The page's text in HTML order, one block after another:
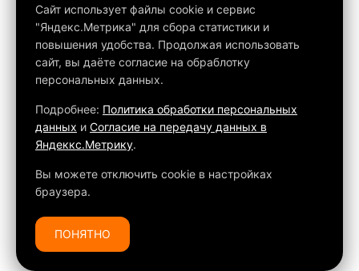
Наш адрес
Московская область, г. Павловский Посад, дер. Фатеево, д. 3П,
Работаем с 10:00 до 18:00
Связаться с нами
Обращаем ваше внимание на то, что данный интернет-сайт, а
также вся информация о товарах и ценах, предоставленная на
нём, носит исключительно информационный характер и ни при
каких условиях не является публичной офертой, определяемой
положениями Статьи 437 ГК РФ.
Сайт использует файлы cookie и сервис
"Яндекс.Метрика" для сбора статистики и
повышения удобства. Продолжая использовать
сайт, вы даёте согласие на обраблотку
персональных данных.
Подробнее: Политика обработки персональных
данных и Согласие на передачу данных в
Яндеккс.Метрику.
Вы можете отключить cookie в настройках
браузера.
ПОНЯТНО